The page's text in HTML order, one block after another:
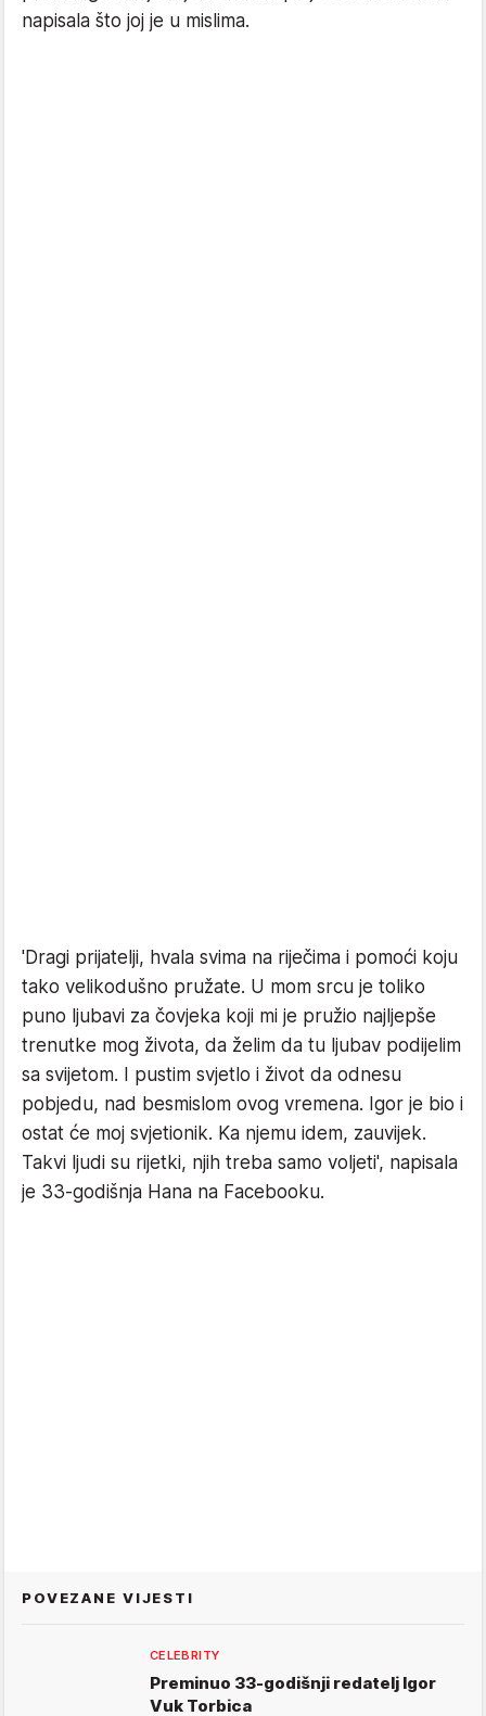
napisala što joj je u mislima.
'Dragi prijatelji, hvala svima na riječima i pomoći koju
tako velikodušno pružate. U mom srcu je toliko
puno ljubavi za čovjeka koji mi je pružio najljepše
trenutke mog života, da želim da tu ljubav podijelim
sa svijetom. I pustim svjetlo i život da odnesu
pobjedu, nad besmislom ovog vremena. Igor je bio i
ostat će moj svjetionik. Ka njemu idem, zauvijek.
Takvi ljudi su rijetki, njih treba samo voljeti', napisala
je 33-godišnja Hana na Facebooku.
POVEZANE VIJESTI
CELEBRITY
Preminuo 33-godišnji redatelj Igor
Vuk Torbica